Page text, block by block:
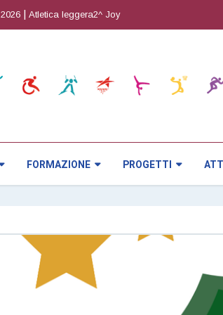
|Atletica leggera2^ Joy Cup | Orienteering5^ prova
FORMAZIONE PROGETTI